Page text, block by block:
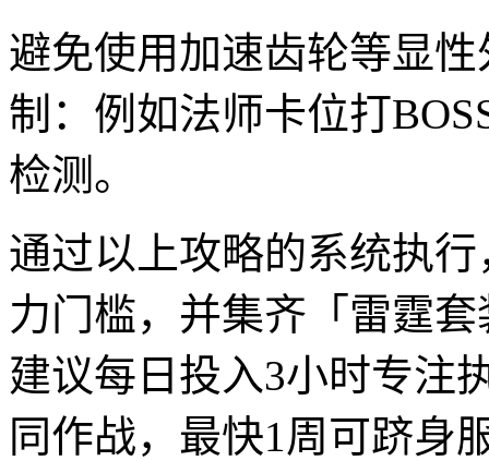
避免使用加速齿轮等显
制：例如法师卡位打
检测。
通过以上攻略的系统执
力门槛，并集齐「雷霆
建议每日投入3小时专注
同作战，最快1周可跻身